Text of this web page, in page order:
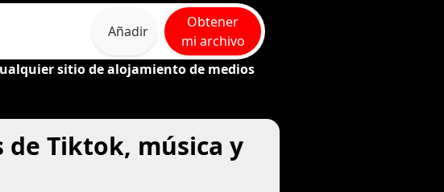
Añadir
Obtener
mi archivo
sitio de alojamiento de medios
Tiktok, música y